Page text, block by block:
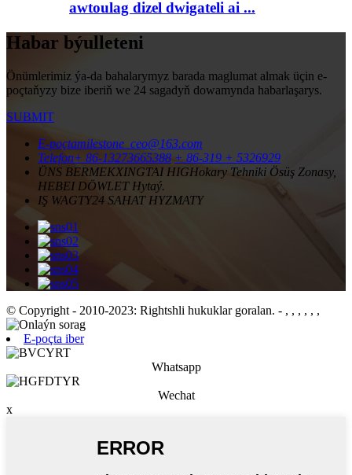
awtoulag dizel dwigateli ai ...
Habar býulleteni
Önümlerimiz ýa-da bahalarymyz barada maglumat almak üçin e-
poçtaňyzy bize iberiň we 24 sagadyň dowamynda habarlaşarys.
SUBMIT
E-poçtamilestone_ceo@163.com
Telefon+ 86-13273665388 + 86-319 + 5326929
ÜNS BERMEKXINGTAI HIGHokary Tehniki Ösüş Zonasy,
HEBEI DÖWLET Hytaý.
IŞ WAGTY24 SAHAT HYZMATY
© Copyright - 2010-2023: Rightshli hukuklar goralan. - , , , , , ,
E-poçta iber
Whatsapp
Wechat
x